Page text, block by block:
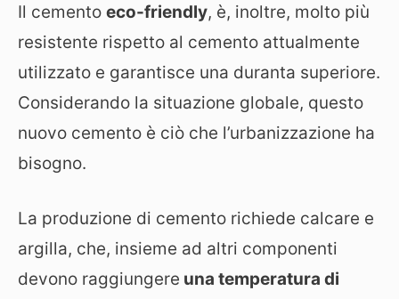
Il cemento eco-friendly, è, inoltre, molto più
resistente rispetto al cemento attualmente
utilizzato e garantisce una duranta superiore.
Considerando la situazione globale, questo
nuovo cemento è ciò che l’urbanizzazione ha
bisogno.
La produzione di cemento richiede calcare e
argilla, che, insieme ad altri componenti
devono raggiungere una temperatura di